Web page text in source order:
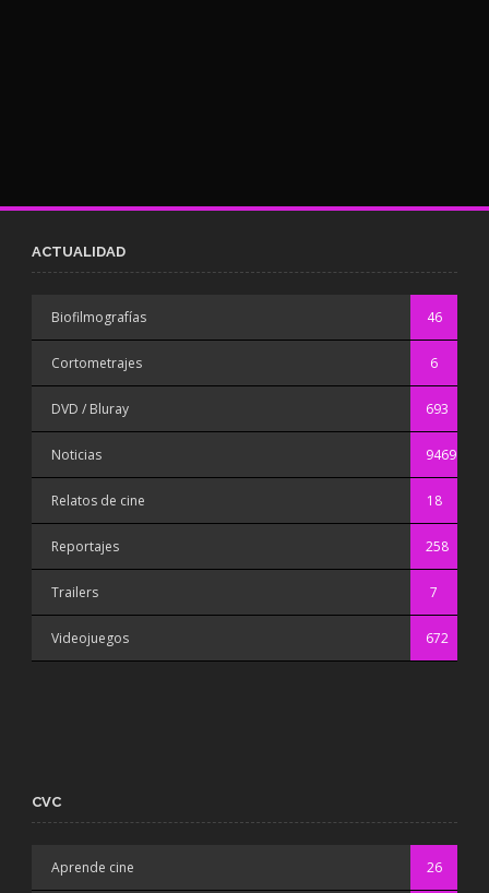
ACTUALIDAD
Biofilmografías 46
Cortometrajes 6
DVD / Bluray 693
Noticias 9469
Relatos de cine 18
Reportajes 258
Trailers 7
Videojuegos 672
CVC
Aprende cine 26